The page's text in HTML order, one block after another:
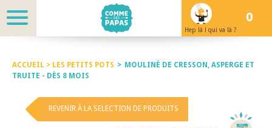
Hep là ! qui va là ?
0
ACCUEIL > LES PETITS POTS > MOULINÉ DE CRESSON, ASPERGE ET
TRUITE - DÈS 8 MOIS
REVENIR À LA SELECTION DE PRODUITS